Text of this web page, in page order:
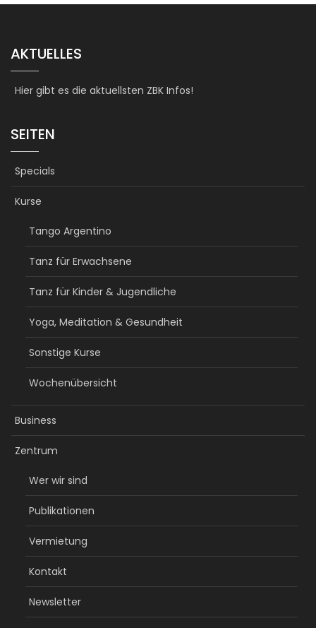
AKTUELLES
Hier gibt es die aktuellsten ZBK Infos!
SEITEN
Specials
Kurse
Tango Argentino
Tanz für Erwachsene
Tanz für Kinder & Jugendliche
Yoga, Meditation & Gesundheit
Sonstige Kurse
Wochenübersicht
Business
Zentrum
Wer wir sind
Publikationen
Vermietung
Kontakt
Newsletter